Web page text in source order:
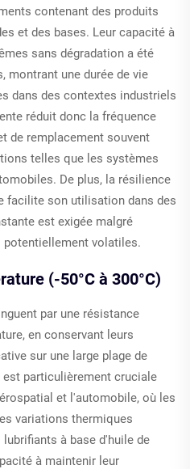
contenant des produits
et des bases. Leur capacité à
sans dégradation a été
montrant une durée de vie
dans des contextes industriels
réduit donc la fréquence
de remplacement souvent
telles que les systèmes
De plus, la résilience
facilite son utilisation dans des
est exigée malgré
potentiellement volatiles.
(-50°C à 300°C)
par une résistance
en conservant leurs
sur une large plage de
est particulièrement cruciale
et l'automobile, où les
variations thermiques
à base d'huile de
à maintenir leur